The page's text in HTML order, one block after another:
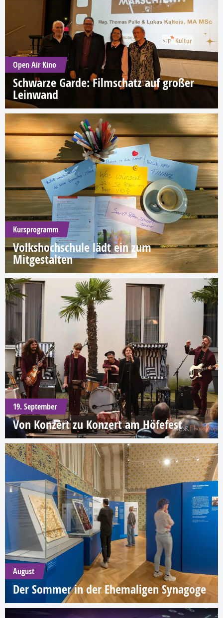
Open Air Kino
Schwarze Garde: Filmschatz auf großer
Leinwand
Kursprogramm
Volkshochschule lädt ein zum
Mitgestalten
19. September
Von Konzert zu Konzert am Höfefest
August
Der Sommer in der Ehemaligen Synagoge